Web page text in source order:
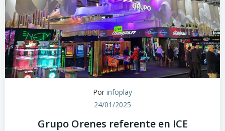
Por infoplay
24/01/2025
Grupo Orenes referente en ICE